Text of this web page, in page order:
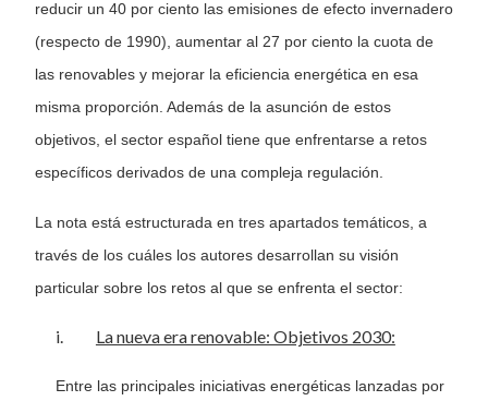
reducir un 40 por ciento las emisiones de efecto invernadero
(respecto de 1990), aumentar al 27 por ciento la cuota de
las renovables y mejorar la eficiencia energética en esa
misma proporción. Además de la asunción de estos
objetivos, el sector español tiene que enfrentarse a retos
específicos derivados de una compleja regulación.
La nota está estructurada en tres apartados temáticos, a
través de los cuáles los autores desarrollan su visión
particular sobre los retos al que se enfrenta el sector:
i. La nueva era renovable: Objetivos 2030:
Entre las principales iniciativas energéticas lanzadas por